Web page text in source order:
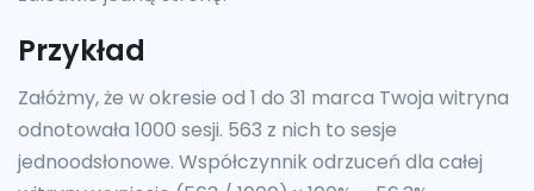
Przykład
Załóżmy, że w okresie od 1 do 31 marca Twoja witryna
odnotowała 1000 sesji. 563 z nich to sesje
jednoodsłonowe. Współczynnik odrzuceń dla całej